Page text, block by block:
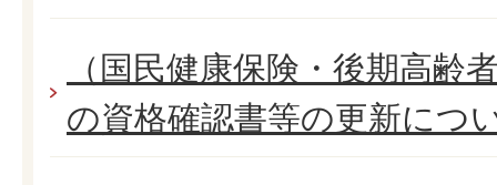
（国民健康保険・後期高齢
の資格確認書等の更新につ